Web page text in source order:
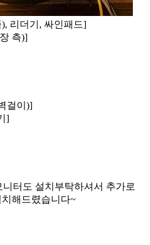
), 리더기, 싸인패드]
)]
(벽걸이)]
]
터도 설치부탁하셔서 추가로
해드렸습니다~